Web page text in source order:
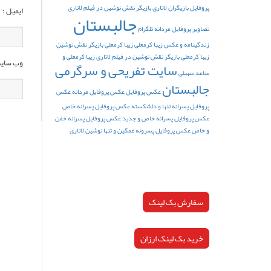
پروفایلبازیگران لاتاریبازیگر نقش نوشین در فیلم لاتاری
تصاویر پروفایل مردانه تلگرامجالبستان
زندگینامه و عکس زیبا کرمعلیزیبا کرمعلی بازیگر نقش نوشین
زیبا کرمعلی بازیگر نقش نوشین در فیلم لاتاریزیبا کرمعلی و
ساعد سهیلیسایت تفریحی و سرگرمی
جالبستانعکس پروفایلعکس پروفایل مردانهعکس
پروفایل پسرانه تنها و دلشکستهعکس پروفایل پسرانه خاص
عکس پروفایل پسرانه خاص و جدیدعکس پروفایل پسرانه خفن
و خاصعکس پروفایل پسرونه غمگین و تنهانوشین لاتاری
سفارش بک لینک
خرید بک لینک ارزان
ایمیل :
وب